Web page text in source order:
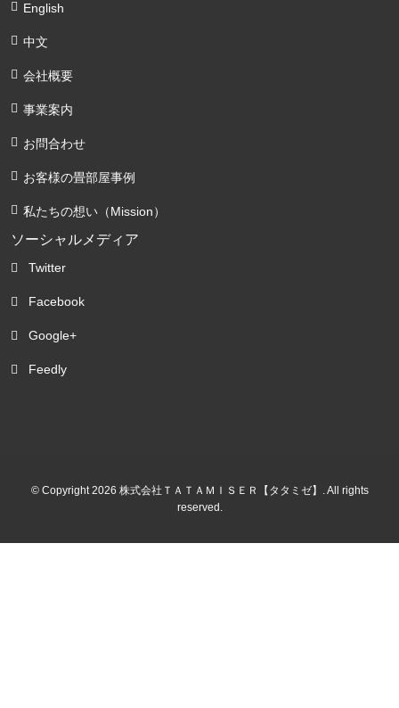
English
中文
会社概要
事業案内
お問合わせ
お客様の畳部屋事例
私たちの想い（Mission）
ソーシャルメディア
Twitter
Facebook
Google+
Feedly
© Copyright 2026 株式会社ＴＡＴＡＭＩＳＥＲ【タタミゼ】. All rights
reserved.